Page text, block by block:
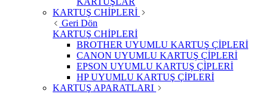
KARTUŞ CHİPLERİ
Geri Dön
KARTUŞ CHİPLERİ
BROTHER UYUMLU KARTUŞ ÇİPLERİ
CANON UYUMLU KARTUŞ ÇİPLERİ
EPSON UYUMLU KARTUŞ ÇİPLERİ
HP UYUMLU KARTUŞ ÇİPLERİ
KARTUŞ APARATLARI